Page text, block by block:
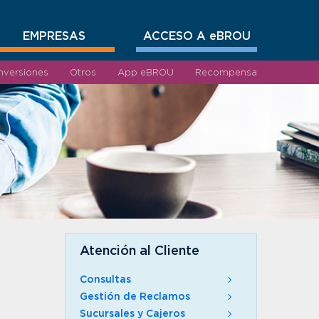
EMPRESAS ACCESO A eBROU
Otros App eBROU Recompensa
Atención al Cliente
Consultas
Gestión de Reclamos
Sucursales y Cajeros